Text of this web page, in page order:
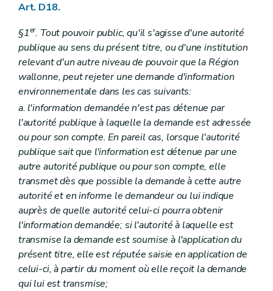
Art. D18.
§1er. Tout pouvoir public, qu'il s'agisse d'une autorité
publique au sens du présent titre, ou d'une institution
relevant d'un autre niveau de pouvoir que la Région
wallonne, peut rejeter une demande d'information
environnementale dans les cas suivants:
a. l'information demandée n'est pas détenue par
l'autorité publique à laquelle la demande est adressée
ou pour son compte. En pareil cas, lorsque l'autorité
publique sait que l'information est détenue par une
autre autorité publique ou pour son compte, elle
transmet dès que possible la demande à cette autre
autorité et en informe le demandeur ou lui indique
auprès de quelle autorité celui-ci pourra obtenir
l'information demandée; si l'autorité à laquelle est
transmise la demande est soumise à l'application du
présent titre, elle est réputée saisie en application de
celui-ci, à partir du moment où elle reçoit la demande
qui lui est transmise;